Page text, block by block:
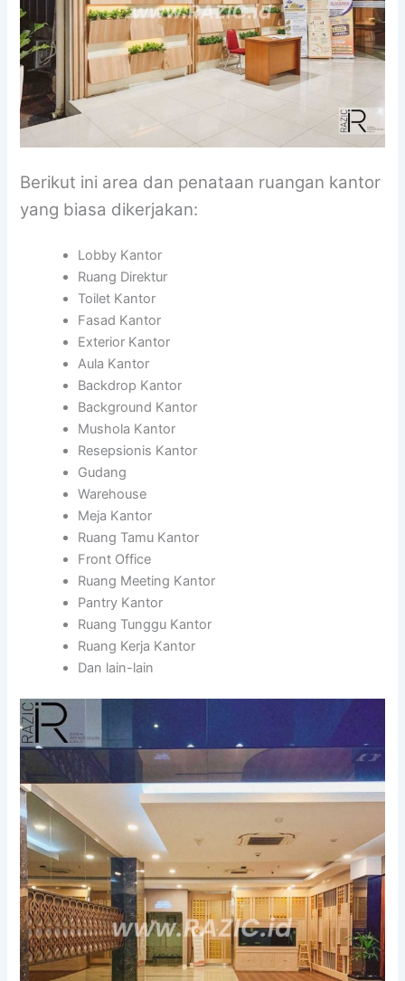
Berikut ini area dan penataan ruangan kantor
yang biasa dikerjakan:
Lobby Kantor
Ruang Direktur
Toilet Kantor
Fasad Kantor
Exterior Kantor
Aula Kantor
Backdrop Kantor
Background Kantor
Mushola Kantor
Resepsionis Kantor
Gudang
Warehouse
Meja Kantor
Ruang Tamu Kantor
Front Office
Ruang Meeting Kantor
Pantry Kantor
Ruang Tunggu Kantor
Ruang Kerja Kantor
Dan lain-lain